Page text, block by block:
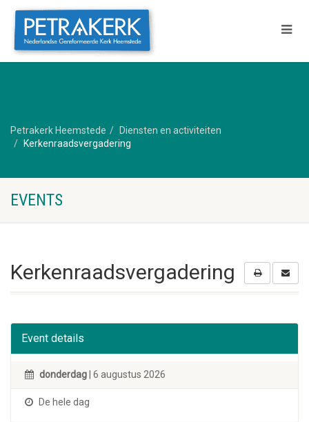
Petrakerk Heemstede
Diensten en activiteiten
Kerkenraadsvergadering
EVENTS
Kerkenraadsvergadering
Event details
donderdag | 6 augustus 2026
De hele dag